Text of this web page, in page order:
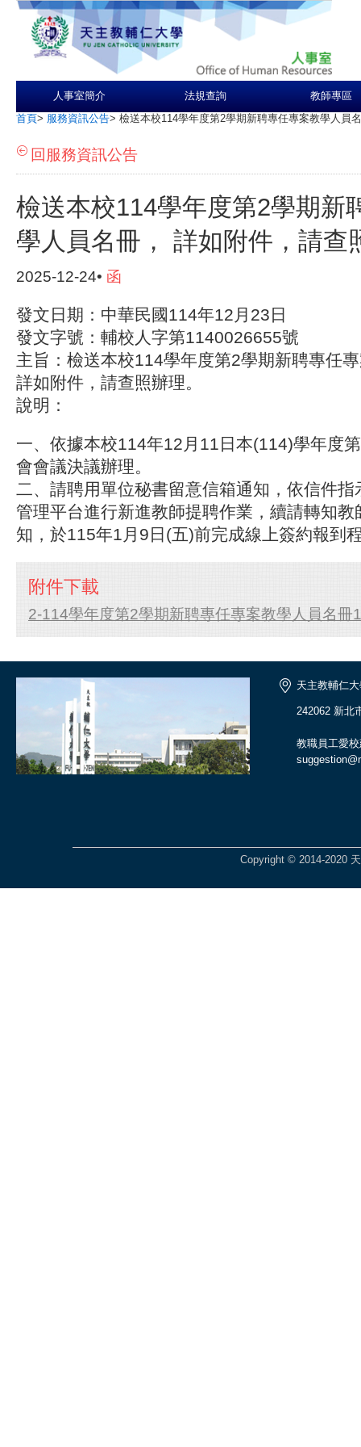
人事室簡介 法規查詢 教師專區
首頁> 服務資訊公告> 檢送本校114學年度第2學期新聘專任專案教學人員
回服務資訊公告
檢送本校114學年度第2學期新
學人員名冊， 詳如附件，請查
2025-12-24• 函
發文日期：中華民國114年12月23日
發文字號：輔校人字第1140026655號
主旨：檢送本校114學年度第2學期新聘專任
詳如附件，請查照辦理。
說明：
一、依據本校114年12月11日本(114)學年度
會會議決議辦理。
二、請聘用單位秘書留意信箱通知，依信件指
管理平台進行新進教師提聘作業，續請轉知教
知，於115年1月9日(五)前完成線上簽約報到
附件下載
2-114學年度第2學期新聘專任專案教學人員名冊
天主教輔仁
242062 新北
教職員工愛
Copyright © 2014-2020